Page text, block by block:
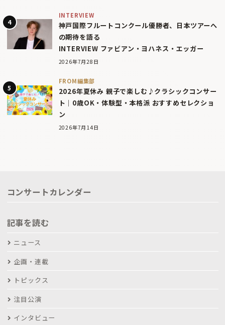
INTERVIEW
神戸国際フルートコンクール優勝者、日本ツアーへ
の期待を語る
INTERVIEW ファビアン・ヨハネス・エッガー
2026年7月28日
FROM編集部
2026年夏休み 親子で楽しむ♪クラシックコンサー
ト｜0歳OK・体験型・本格派 おすすめセレクショ
ン
2026年7月14日
コンサートカレンダー
記事を読む
ニュース
企画・連載
トピックス
注目公演
インタビュー